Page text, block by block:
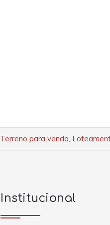
Terreno para venda,
Institucional